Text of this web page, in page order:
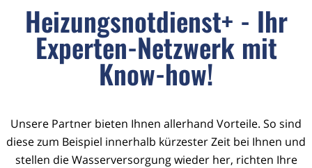
Heizungsnotdienst+ - Ihr
Experten-Netzwerk mit
Know-how!
Unsere Partner bieten Ihnen allerhand Vorteile. So sind
diese zum Beispiel innerhalb kürzester Zeit bei Ihnen und
stellen die Wasserversorgung wieder her, richten Ihre